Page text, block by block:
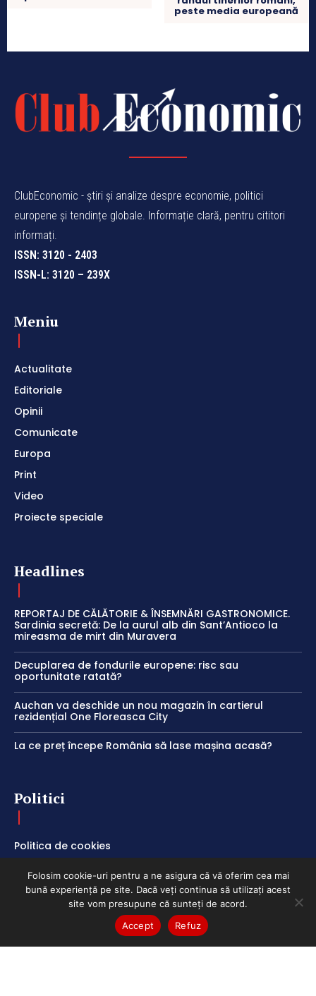
peste media europeană
ClubEconomic - știri și analize despre economie, politici
europene și tendințe globale. Informație clară, pentru cititori
informați.
ISSN: 3120 - 2403
ISSN-L: 3120 – 239X
Meniu
Actualitate
Editoriale
Opinii
Comunicate
Europa
Print
Video
Proiecte speciale
Headlines
REPORTAJ DE CĂLĂTORIE & ÎNSEMNĂRI GASTRONOMICE.
Sardinia secretă: De la aurul alb din Sant’Antioco la
mireasma de mirt din Muravera
Decuplarea de fondurile europene: risc sau
oportunitate ratată?
Auchan va deschide un nou magazin în cartierul
rezidențial One Floreasca City
La ce preț începe România să lase mașina acasă?
Politici
Politica de cookies
Politica de Confidențialitate
Folosim cookie-uri pentru a ne asigura că vă oferim cea mai
bună experiență pe site. Dacă veți continua să utilizați acest
site vom presupune că sunteți de acord.
Accept
Refuz